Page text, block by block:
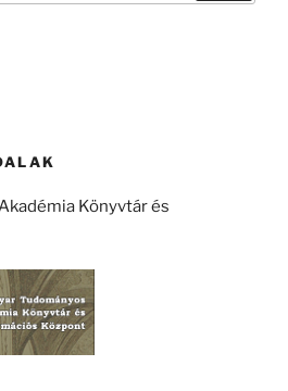
Könyvtár és